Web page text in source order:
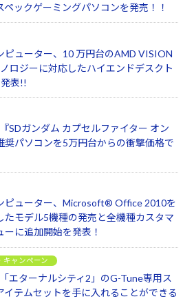
ペックゲーミングパソコンを発売！！
ピューター、10 万円台のAMD VISION
ロジーに対応したハイエンドデスクト
表!!
SDガンダム カプセルファイター オン
奨パソコンを5万円台からの衝撃価格で
ピューター、Microsoft® Office 2010を
たモデル5機種の発売と全機種カスタマ
ーに追加開始を発表！
キャンペーン
エターナルシティ2」のG-Tune専用ス
イテムセットを手に入れることができる